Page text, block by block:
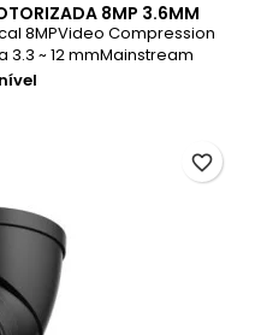
8MP 3.6MM
POE
8MPVideo Compression
3.3 ~ 12 mmMainstream
Face DetectionMicrofone |
favorite_border